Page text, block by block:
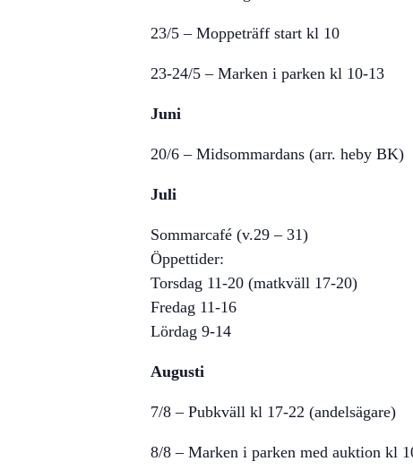
23/5 – Moppeträff start kl 10
23-24/5 – Marken i parken kl 10-13
Juni
20/6 – Midsommardans (arr. heby BK)
Juli
Sommarcafé (v.29 – 31)
Öppettider:
Torsdag 11-20 (matkväll 17-20)
Fredag 11-16
Lördag 9-14
Augusti
7/8 – Pubkväll kl 17-22 (andelsägare)
8/8 – Marken i parken med auktion kl